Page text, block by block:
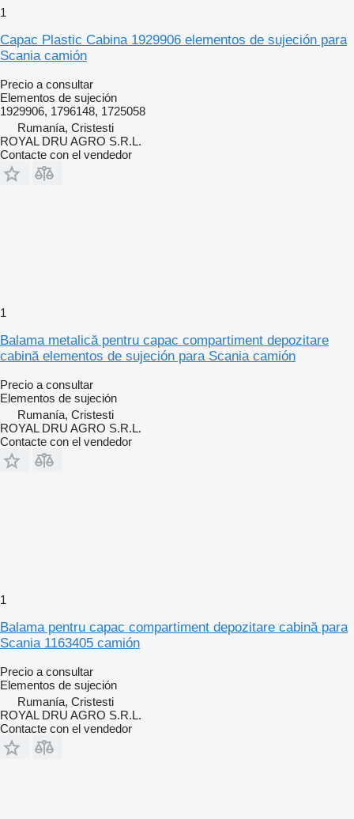
1
Capac Plastic Cabina 1929906 elementos de sujeción para
Scania camión
Precio a consultar
Elementos de sujeción
1929906, 1796148, 1725058
Rumanía, Cristesti
ROYAL DRU AGRO S.R.L.
Contacte con el vendedor
1
Balama metalică pentru capac compartiment depozitare
cabină elementos de sujeción para Scania camión
Precio a consultar
Elementos de sujeción
Rumanía, Cristesti
ROYAL DRU AGRO S.R.L.
Contacte con el vendedor
1
Balama pentru capac compartiment depozitare cabină para
Scania 1163405 camión
Precio a consultar
Elementos de sujeción
Rumanía, Cristesti
ROYAL DRU AGRO S.R.L.
Contacte con el vendedor